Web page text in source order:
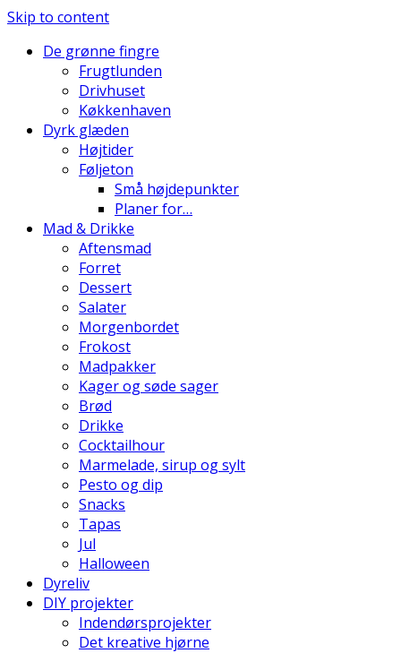
Skip to content
De grønne fingre
Frugtlunden
Drivhuset
Køkkenhaven
Dyrk glæden
Højtider
Føljeton
Små højdepunkter
Planer for…
Mad & Drikke
Aftensmad
Forret
Dessert
Salater
Morgenbordet
Frokost
Madpakker
Kager og søde sager
Brød
Drikke
Cocktailhour
Marmelade, sirup og sylt
Pesto og dip
Snacks
Tapas
Jul
Halloween
Dyreliv
DIY projekter
Indendørsprojekter
Det kreative hjørne